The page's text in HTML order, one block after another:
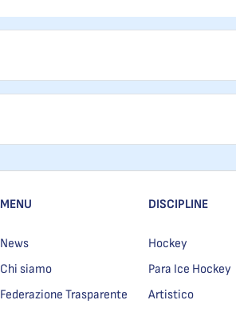
MENU
News
Chi siamo
Federazione Trasparente
DISCIPLINE
Hockey
Para Ice Hockey
Artistico